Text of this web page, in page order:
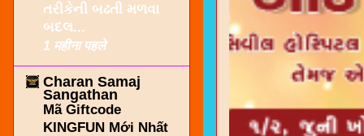
તરીકેની બઢતી મળવા
બદલ...
1 महीना पहले
Charan Samaj
Sangathan
Mã Giftcode
KINGFUN Mới Nhất